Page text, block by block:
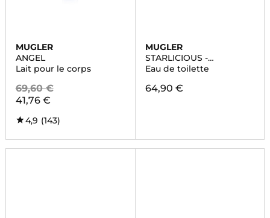
MUGLER
ANGEL
Lait pour le corps
69,60 €
41,76 €
4,9 (143)
MUGLER
STARLICIOUS -
PISTACHIO PRALINE
Eau de toilette
64,90 €